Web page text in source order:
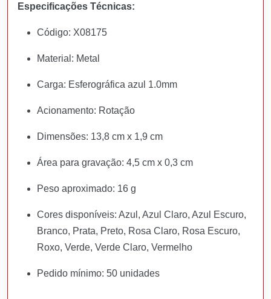
Especificações Técnicas:
Código: X08175
Material: Metal
Carga: Esferográfica azul 1.0mm
Acionamento: Rotação
Dimensões: 13,8 cm x 1,9 cm
Área para gravação: 4,5 cm x 0,3 cm
Peso aproximado: 16 g
Cores disponíveis: Azul, Azul Claro, Azul Escuro,
Branco, Prata, Preto, Rosa Claro, Rosa Escuro,
Roxo, Verde, Verde Claro, Vermelho
Pedido mínimo: 50 unidades